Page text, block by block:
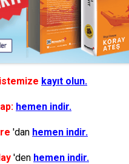
kayıt olun.
hemen indir.
'dan hemen indir.
'den hemen indir.